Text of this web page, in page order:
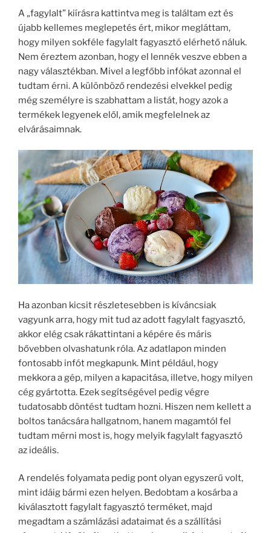
A „fagylalt” kiírásra kattintva meg is találtam ezt és
újabb kellemes meglepetés ért, mikor megláttam,
hogy milyen sokféle fagylalt fagyasztó elérhető náluk.
Nem éreztem azonban, hogy el lennék veszve ebben a
nagy választékban. Mivel a legfőbb infókat azonnal el
tudtam érni. A különböző rendezési elvekkel pedig
még személyre is szabhattam a listát, hogy azok a
termékek legyenek elől, amik megfelelnek az
elvárásaimnak.
Ha azonban kicsit részletesebben is kíváncsiak
vagyunk arra, hogy mit tud az adott fagylalt fagyasztó,
akkor elég csak rákattintani a képére és máris
bővebben olvashatunk róla. Az adatlapon minden
fontosabb infót megkapunk. Mint például, hogy
mekkora a gép, milyen a kapacitása, illetve, hogy milyen
cég gyártotta. Ezek segítségével pedig végre
tudatosabb döntést tudtam hozni. Hiszen nem kellett a
boltos tanácsára hallgatnom, hanem magamtól fel
tudtam mérni most is, hogy melyik fagylalt fagyasztó
az ideális.
A rendelés folyamata pedig pont olyan egyszerű volt,
mint idáig bármi ezen helyen. Bedobtam a kosárba a
kiválasztott fagylalt fagyasztó terméket, majd
megadtam a számlázási adataimat és a szállítási